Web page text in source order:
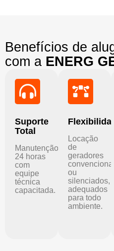
Benefícios de
com a ENERG
Suporte
Total
Manutenção
24 horas
com
equipe
técnica
capacitada.
Locação
de
geradores
ou
silenciados,
adequados
para todo
ambiente.